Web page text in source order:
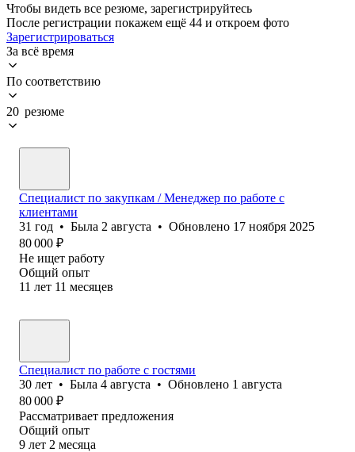
Чтобы видеть все резюме, зарегистрируйтесь
После регистрации покажем ещё 44 и откроем фото
Зарегистрироваться
За всё время
По соответствию
20 резюме
Специалист по закупкам / Менеджер по работе с
клиентами
31 год • Была 2 августа • Обновлено 17 ноября 2025
80 000 ₽
Не ищет работу
Общий опыт
11 лет 11 месяцев
Специалист по работе с гостями
30 лет • Была 4 августа • Обновлено 1 августа
80 000 ₽
Рассматривает предложения
Общий опыт
9 лет 2 месяца